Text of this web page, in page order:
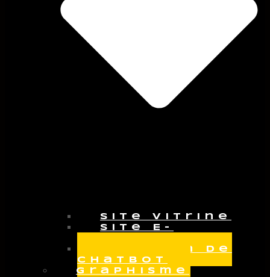
Site vitrine
Site E-
Création de
Chatbot
Graphisme